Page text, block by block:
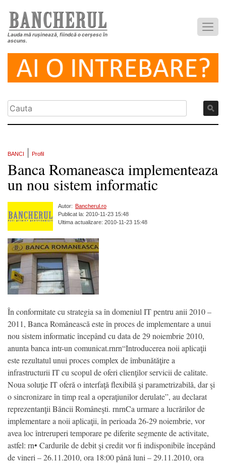
Lauda mă rușinează, fiindcă o cerșesc în
ascuns.
BANCI Profil
Banca Romaneasca implementeaza
un nou sistem informatic
Autor: Bancherul.ro
Publicat la: 2010-11-23 15:48
Ultima actualizare: 2010-11-23 15:48
În conformitate cu strategia sa în domeniul IT pentru anii 2010 –
2011, Banca Românească este în proces de implementare a unui
nou sistem informatic începând cu data de 29 noiembrie 2010,
anunta banca intr-un comunicat.rnrn“Introducerea noii aplicaţii
este rezultatul unui proces complex de îmbunătăţire a
infrastructurii IT cu scopul de oferi clienţilor servicii de calitate.
Noua soluţie IT oferă o interfaţă flexibilă şi parametrizabilă, dar şi
o sincronizare în timp real a operaţiunilor derulate”, au declarat
reprezentanţii Băncii Româneşti. rnrnCa urmare a lucrărilor de
implementare a noii aplicaţii, în perioada 26-29 noiembrie, vor
avea loc întreruperi temporare pe diferite segmente de activitate,
astfel: rn• Cardurile de debit şi credit vor fi indisponibile începând
de vineri – 26.11.2010, ora 18:00 până luni – 29.11.2010, ora